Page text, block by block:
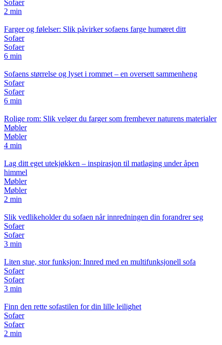
Sofaer
2 min
Farger og følelser: Slik påvirker sofaens farge humøret ditt
Sofaer
Sofaer
6 min
Sofaens størrelse og lyset i rommet – en oversett sammenheng
Sofaer
Sofaer
6 min
Rolige rom: Slik velger du farger som fremhever naturens materialer
Møbler
Møbler
4 min
Lag ditt eget utekjøkken – inspirasjon til matlaging under åpen
himmel
Møbler
Møbler
2 min
Slik vedlikeholder du sofaen når innredningen din forandrer seg
Sofaer
Sofaer
3 min
Liten stue, stor funksjon: Innred med en multifunksjonell sofa
Sofaer
Sofaer
3 min
Finn den rette sofastilen for din lille leilighet
Sofaer
Sofaer
2 min